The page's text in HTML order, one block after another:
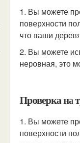
1. Вы можете
поверхности
что ваши
2. Вы можете
неровная, это
Проверка на
1. Вы можете
поверхности